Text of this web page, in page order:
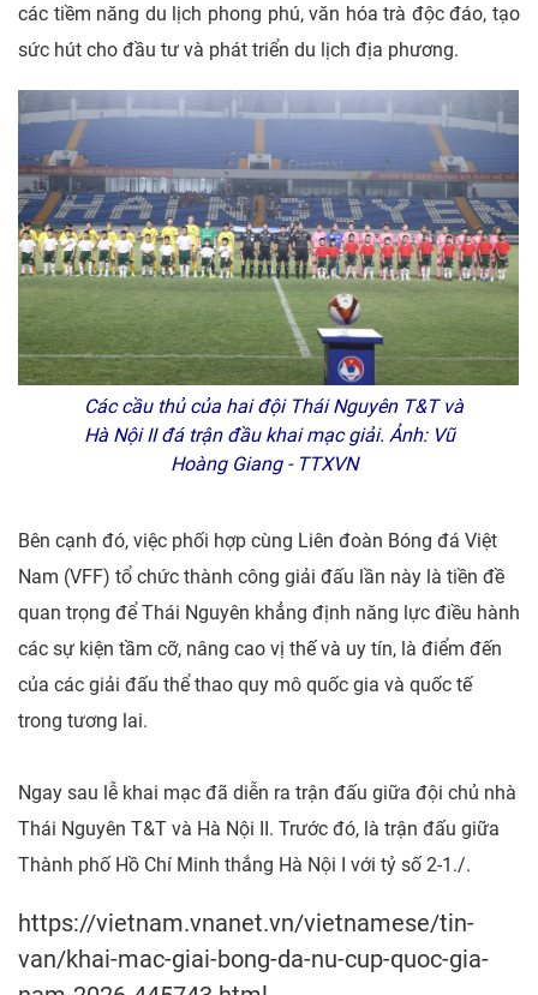
các tiềm năng du lịch phong phú, văn hóa trà độc đáo, tạo
sức hút cho đầu tư và phát triển du lịch địa phương.
Các cầu thủ của hai đội Thái Nguyên T&T và
Hà Nội II đá trận đầu khai mạc giải. Ảnh: Vũ
Hoàng Giang - TTXVN
Bên cạnh đó, việc phối hợp cùng Liên đoàn Bóng đá Việt
Nam (VFF) tổ chức thành công giải đấu lần này là tiền đề
quan trọng để Thái Nguyên khẳng định năng lực điều hành
các sự kiện tầm cỡ, nâng cao vị thế và uy tín, là điểm đến
của các giải đấu thể thao quy mô quốc gia và quốc tế
trong tương lai.
Ngay sau lễ khai mạc đã diễn ra trận đấu giữa đội chủ nhà
Thái Nguyên T&T và Hà Nội II. Trước đó, là trận đấu giữa
Thành phố Hồ Chí Minh thắng Hà Nội I với tỷ số 2-1./.
https://vietnam.vnanet.vn/vietnamese/tin-
van/khai-mac-giai-bong-da-nu-cup-quoc-gia-